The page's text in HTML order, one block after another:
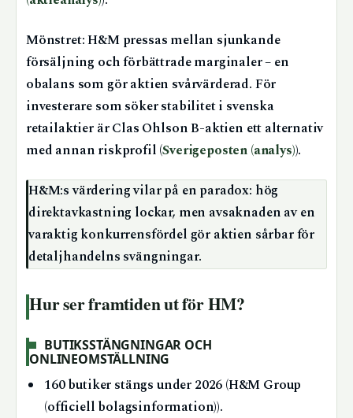
Mönstret: H&M pressas mellan sjunkande
försäljning och förbättrade marginaler – en
obalans som gör aktien svårvärderad. För
investerare som söker stabilitet i svenska
retailaktier är Clas Ohlson B-aktien ett alternativ
med annan riskprofil (Sverigeposten (analys)).
H&M:s värdering vilar på en paradox: hög
direktavkastning lockar, men avsaknaden av en
varaktig konkurrensfördel gör aktien sårbar för
detaljhandelns svängningar.
Hur ser framtiden ut för HM?
BUTIKSSTÄNGNINGAR OCH
ONLINEOMSTÄLLNING
160 butiker stängs under 2026 (H&M Group
(officiell bolagsinformation)).